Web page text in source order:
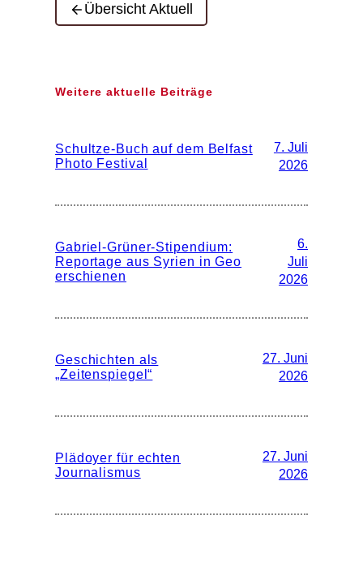
Übersicht Aktuell
Weitere aktuelle Beiträge
Schultze-Buch auf dem Belfast
Photo Festival
7. Juli
2026
Gabriel-Grüner-Stipendium:
Reportage aus Syrien in Geo
erschienen
6.
Juli
2026
Geschichten als
„Zeitenspiegel“
27. Juni
2026
Plädoyer für echten
Journalismus
27. Juni
2026